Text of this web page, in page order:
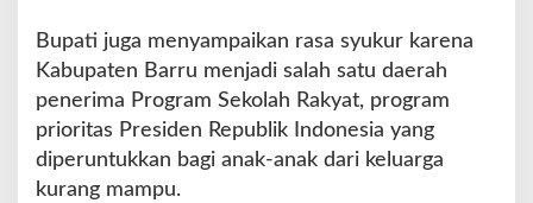
Bupati juga menyampaikan rasa syukur karena
Kabupaten Barru menjadi salah satu daerah
penerima Program Sekolah Rakyat, program
prioritas Presiden Republik Indonesia yang
diperuntukkan bagi anak-anak dari keluarga
kurang mampu.